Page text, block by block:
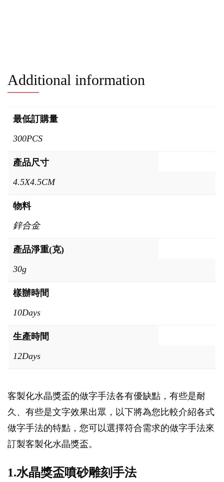
Additional information
最低訂購量
300PCS
產品尺寸
4.5X4.5CM
物料
鋅合金
產品淨重(克)
30g
樣辦時間
10Days
生產時間
12Days
客製化水晶獎盃的做字手法各有優缺點，有些是耐
久、有些是文字效果出眾，以下將為您比較介紹各式
做字手法的特點，您可以選擇符合需求的做字手法來
訂製客製化水晶獎盃。
1.水晶獎盃噴砂雕刻手法